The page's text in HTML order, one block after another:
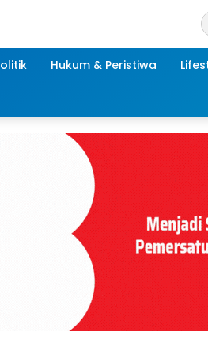
Hukum & Peristiwa